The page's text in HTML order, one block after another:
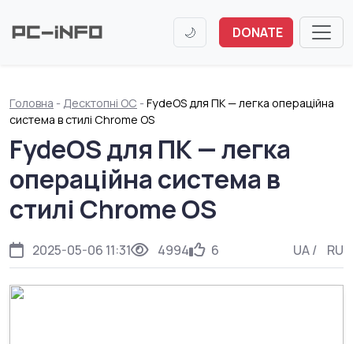
🌙 DONATE
Головна - Десктопні ОС -FydeOS для ПК — легка операційна
система в стилі Chrome OS
FydeOS для ПК — легка
операційна система в
стилі Chrome OS
2025-05-06 11:31 4994 6 UA/ RU